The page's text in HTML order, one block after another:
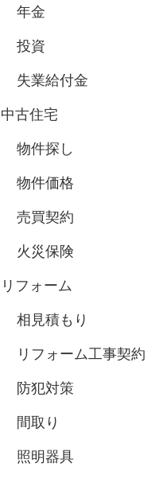
年金
投資
失業給付金
中古住宅
物件探し
物件価格
売買契約
火災保険
リフォーム
相見積もり
リフォーム工事契約
防犯対策
間取り
照明器具